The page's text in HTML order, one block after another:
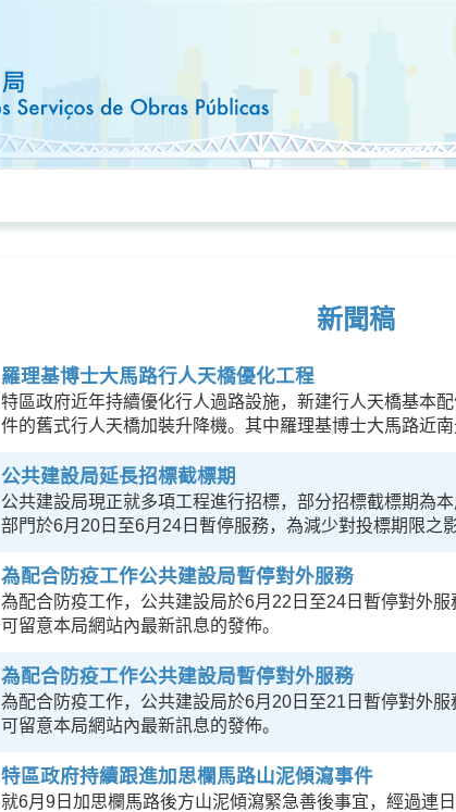
新聞稿
羅理基博士大馬路行人天橋優化工程
特區政府近年持續優化行人過路設施，新建行人天橋基本
件的舊式行人天橋加裝升降機。其中羅理基博士大馬路近
公共建設局延長招標截標期
公共建設局現正就多項工程進行招標，部分招標截標期為
部門於6月20日至6月24日暫停服務，為減少對投標期限之
為配合防疫工作公共建設局暫停對外服務
為配合防疫工作，公共建設局於6月22日至24日暫停對外
可留意本局網站內最新訊息的發佈。
為配合防疫工作公共建設局暫停對外服務
為配合防疫工作，公共建設局於6月20日至21日暫停對外
可留意本局網站內最新訊息的發佈。
特區政府持續跟進加思欄馬路山泥傾瀉事件
就6月9日加思欄馬路後方山泥傾瀉緊急善後事宜，經過連